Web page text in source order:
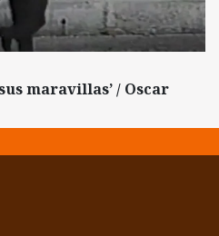
maravillas’ / Oscar